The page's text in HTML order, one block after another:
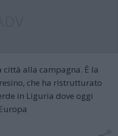
alla campagna. È la
che ha ristrutturato
in Liguria dove oggi